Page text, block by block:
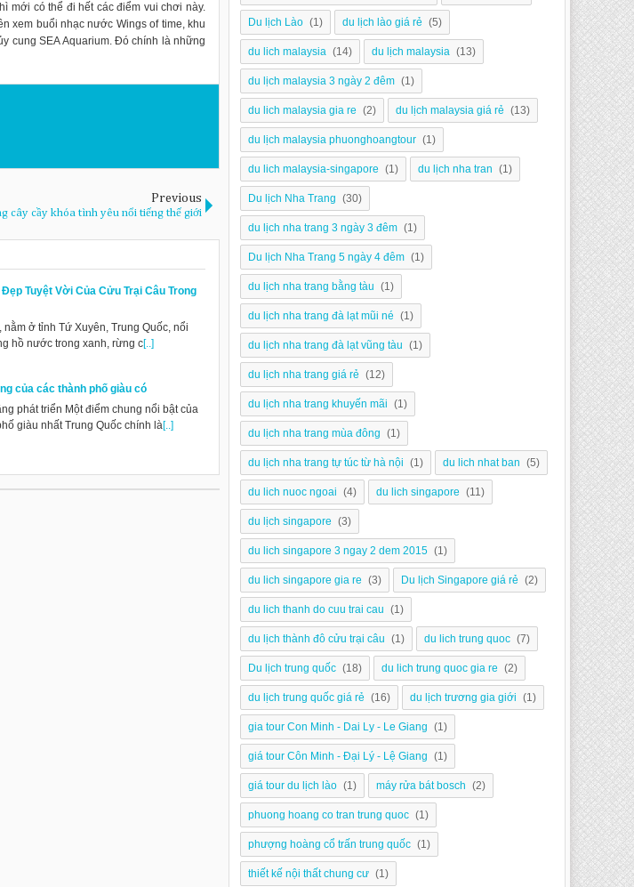
mới có thể đi hết các điểm vui chơi này.
xem buổi nhạc nước Wings of time, khu
cung SEA Aquarium. Đó chính là những
Previous
cây cầy khóa tình yêu nổi tiếng thế giới
Đẹp Tuyệt Vời Của Cửu Trại Câu Trong
nằm ở tỉnh Tứ Xuyên, Trung Quốc, nổi
hồ nước trong xanh, rừng c[..]
của các thành phố giàu có
phát triển Một điểm chung nổi bật của
giàu nhất Trung Quốc chính là[..]
Du lịch Lào (1) du lịch lào giá rẻ (5)
du lich malaysia (14) du lịch malaysia (13)
du lịch malaysia 3 ngày 2 đêm (1)
du lich malaysia gia re (2) du lịch malaysia giá rẻ (13)
du lịch malaysia phuonghoangtour (1)
du lich malaysia-singapore (1) du lịch nha tran (1)
Du lịch Nha Trang (30)
du lịch nha trang 3 ngày 3 đêm (1)
Du lịch Nha Trang 5 ngày 4 đêm (1)
du lịch nha trang bằng tàu (1)
du lịch nha trang đà lạt mũi né (1)
du lịch nha trang đà lạt vũng tàu (1)
du lịch nha trang giá rẻ (12)
du lịch nha trang khuyến mãi (1)
du lịch nha trang mùa đông (1)
du lịch nha trang tự túc từ hà nội (1) du lich nhat ban (5)
du lich nuoc ngoai (4) du lich singapore (11)
du lịch singapore (3)
du lich singapore 3 ngay 2 dem 2015 (1)
du lich singapore gia re (3) Du lịch Singapore giá rẻ (2)
du lich thanh do cuu trai cau (1)
du lịch thành đô cửu trại câu (1) du lich trung quoc (7)
Du lịch trung quốc (18) du lich trung quoc gia re (2)
du lịch trung quốc giá rẻ (16) du lịch trương gia giới (1)
gia tour Con Minh - Dai Ly - Le Giang (1)
giá tour Côn Minh - Đại Lý - Lệ Giang (1)
giá tour du lịch lào (1) máy rửa bát bosch (2)
phuong hoang co tran trung quoc (1)
phượng hoàng cổ trấn trung quốc (1)
thiết kế nội thất chung cư (1)